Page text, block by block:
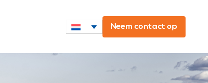
Neem contact op